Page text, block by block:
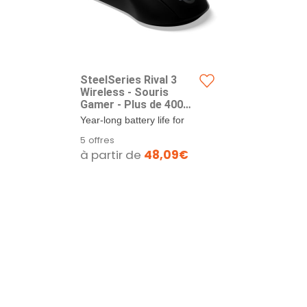
SteelSeries Rival 3
Wireless - Souris
Gamer - Plus de 400
Heures d'autonomie -
Dual Wireless 2,4 GHz
et Bluetooth 5.0-60
Millions de clics Noir
Year-long battery life for
uninterrupted use with...
5 offres
à partir de 48,09€